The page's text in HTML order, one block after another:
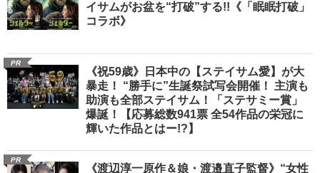
イサムがお盆を“打破”する!!《「眠眠打破」
コラボ》
PR
《祝59歳》日本中の【ステイサム愛】が大
暴走！ “勝手に”生誕祭試写会開催！ 主演も
助演も全部ステイサム！「ステサミー賞」
爆誕！【応募総数941票 全54作品の栄冠に
輝いた作品とはー!?】
PR
《渡辺淳一原作＆娘・渡邉直子監督》“女性